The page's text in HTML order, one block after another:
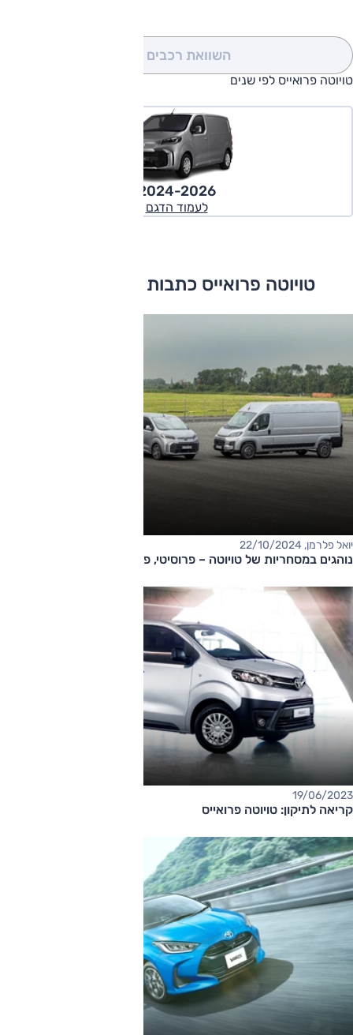
השוואת רכבים
טויוטה פרואייס לפי שנים
2024-2026
לעמוד הדגם
טויוטה פרואייס כתבות ומבחני דרכים
יואל פלרמן, 22/10/2024
נוהגים במסחריות של טויוטה – פרוסיטי, פרואייס, פרומקס
19/06/2023
קריאה לתיקון: טויוטה פרואייס